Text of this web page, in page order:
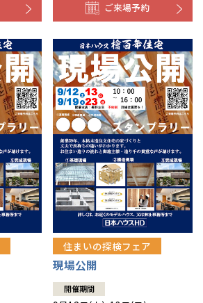
ご来場予約
住まいの探検フェア
現場公開
開催期間